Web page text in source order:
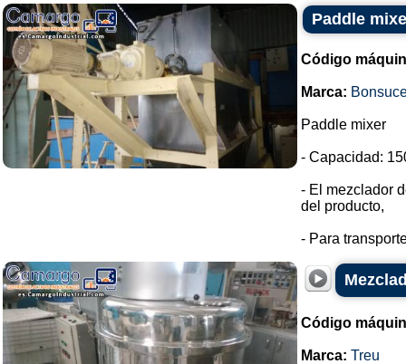
Paddle
Código
Marca:
Paddle mixer
- Capacidad:
- El mezclador
del producto,
- Para
Código
Marca: Treu